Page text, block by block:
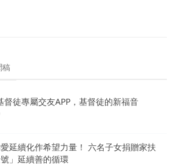
稿
督徒專屬交友APP，基督徒的新福音
延續化作希望力量！ 六名子女捐贈家扶
號」延續善的循環